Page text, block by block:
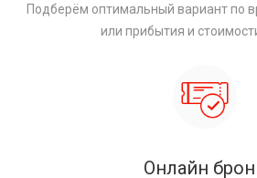
Подберём оптимальный вариант по
или прибытия и
Онлайн